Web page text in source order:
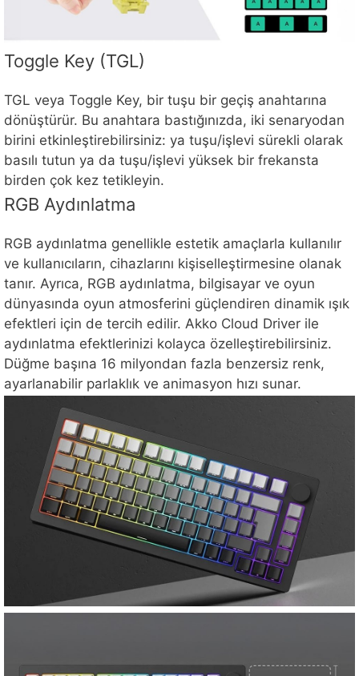
Toggle Key (TGL)
TGL veya Toggle Key, bir tuşu bir geçiş anahtarına
dönüştürür. Bu anahtara bastığınızda, iki senaryodan
birini etkinleştirebilirsiniz: ya tuşu/işlevi sürekli olarak
basılı tutun ya da tuşu/işlevi yüksek bir frekansta
birden çok kez tetikleyin.
RGB Aydınlatma
RGB aydınlatma genellikle estetik amaçlarla kullanılır
ve kullanıcıların, cihazlarını kişiselleştirmesine olanak
tanır. Ayrıca, RGB aydınlatma, bilgisayar ve oyun
dünyasında oyun atmosferini güçlendiren dinamik ışık
efektleri için de tercih edilir. Akko Cloud Driver ile
aydınlatma efektlerinizi kolayca özelleştirebilirsiniz.
Düğme başına 16 milyondan fazla benzersiz renk,
ayarlanabilir parlaklık ve animasyon hızı sunar.